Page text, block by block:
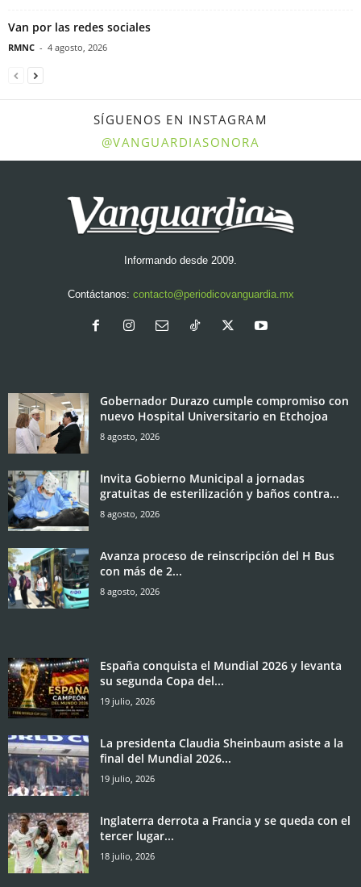
Van por las redes sociales
RMNC - 4 agosto, 2026
SÍGUENOS EN INSTAGRAM
@VANGUARDIASONORA
Informando desde 2009.
Contáctanos: contacto@periodicovanguardia.mx
Gobernador Durazo cumple compromiso con
nuevo Hospital Universitario en Etchojoa
8 agosto, 2026
Invita Gobierno Municipal a jornadas
gratuitas de esterilización y baños contra...
8 agosto, 2026
Avanza proceso de reinscripción del H Bus
con más de 2...
8 agosto, 2026
España conquista el Mundial 2026 y levanta
su segunda Copa del...
19 julio, 2026
La presidenta Claudia Sheinbaum asiste a la
final del Mundial 2026...
19 julio, 2026
Inglaterra derrota a Francia y se queda con el
tercer lugar...
18 julio, 2026